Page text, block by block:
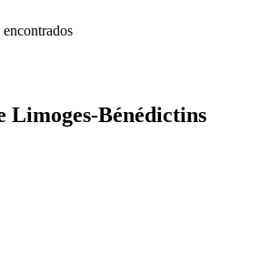
Limoges-Bénédictins